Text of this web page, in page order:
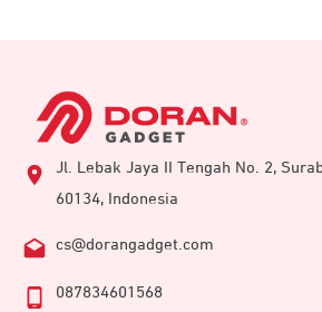
Jl. Lebak Jaya II Tengah No. 2,
60134, Indonesia
cs@dorangadget.com
087834601568